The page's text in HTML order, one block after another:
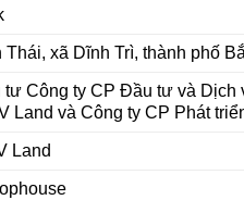
xã Dĩnh Trì, thành phố
tư Công ty CP Đầu tư và
Land và Công ty CP Phát
Land